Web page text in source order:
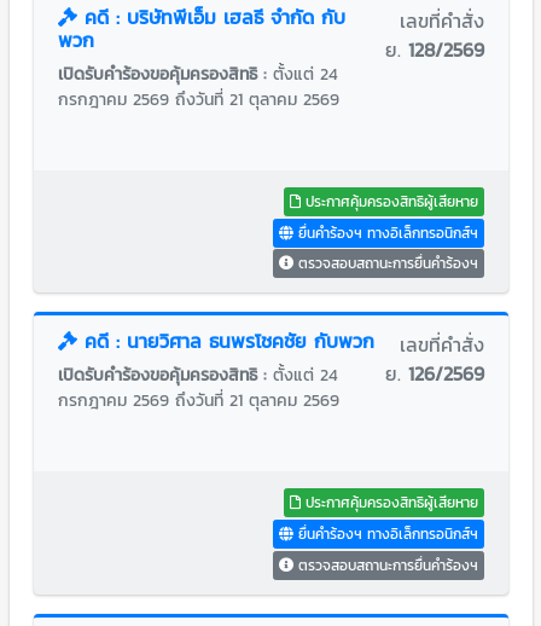
คดี : บริษัทพีเอ็ม เฮลธี จำกัด กับ
พวก
เปิดรับคำร้องขอคุ้มครองสิทธิ : ตั้งแต่ 24
กรกฎาคม 2569 ถึงวันที่ 21 ตุลาคม 2569
เลขที่คำสั่ง
ย. 128/2569
ประกาศคุ้มครองสิทธิผู้เสียหาย
ยื่นคำร้องฯ ทางอิเล็กทรอนิกส์ฯ
ตรวจสอบสถานะการยื่นคำร้องฯ
คดี : นายวิศาล ธนพรโชคชัย กับพวก
เปิดรับคำร้องขอคุ้มครองสิทธิ : ตั้งแต่ 24
กรกฎาคม 2569 ถึงวันที่ 21 ตุลาคม 2569
เลขที่คำสั่ง
ย. 126/2569
ประกาศคุ้มครองสิทธิผู้เสียหาย
ยื่นคำร้องฯ ทางอิเล็กทรอนิกส์ฯ
ตรวจสอบสถานะการยื่นคำร้องฯ